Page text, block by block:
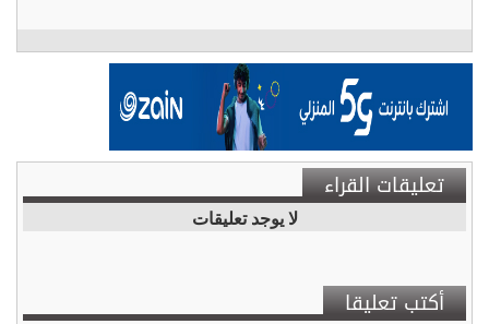
تعليقات القراء
لا يوجد تعليقات
أكتب تعليقا